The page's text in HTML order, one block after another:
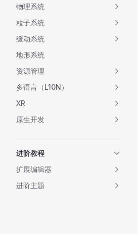
物理系统
粒子系统
缓动系统
地形系统
资源管理
多语言（L10N）
XR
原生开发
进阶教程
扩展编辑器
进阶主题